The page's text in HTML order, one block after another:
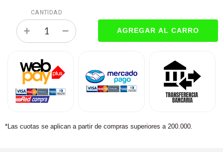
CANTIDAD
*Las cuotas se aplican a partir de compras superiores a 200.000.